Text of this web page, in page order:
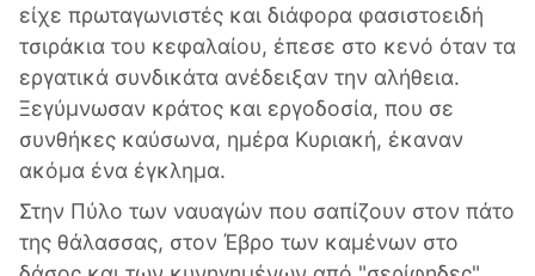
είχε πρωταγωνιστές και διάφορα φασιστοειδή
τσιράκια του κεφαλαίου, έπεσε στο κενό όταν τα
εργατικά συνδικάτα ανέδειξαν την αλήθεια.
Ξεγύμνωσαν κράτος και εργοδοσία, που σε
συνθήκες καύσωνα, ημέρα Κυριακή, έκαναν
ακόμα ένα έγκλημα.
Στην Πύλο των ναυαγών που σαπίζουν στον πάτο
της θάλασσας, στον Έβρο των καμένων στο